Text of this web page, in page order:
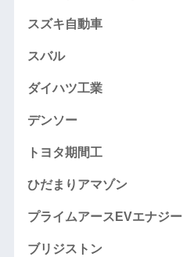
スズキ自動車
スバル
ダイハツ工業
デンソー
トヨタ期間工
ひだまりアマゾン
プライムアースEVエナジー
ブリジストン